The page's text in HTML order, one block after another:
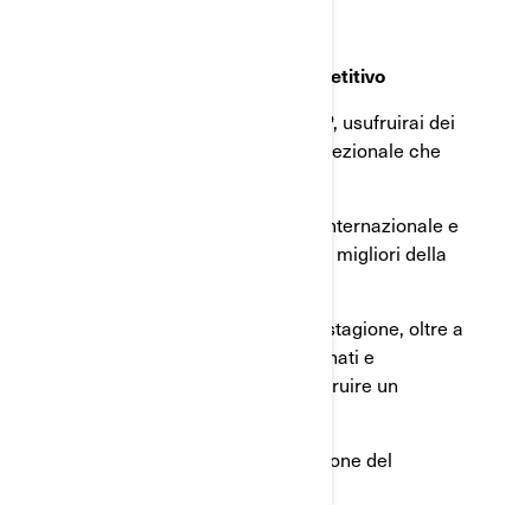
BRP ti darà un vantaggio competitivo
In qualità di concessionario BRP, usufruirai dei
numerosi vantaggi di valore eccezionale che
Marchi riconosciuti a livello internazionale e
linee di prodotti consolidate e migliori della
Prodotti competitivi per ogni stagione, oltre a
rappresentanti BRP appassionati e
competenti per aiutarti a costruire un
Gestione aziendale e formazione del